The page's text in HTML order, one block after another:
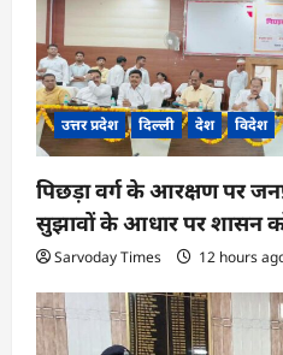
उत्तर प्रदेश दिल्ली देश विदेश
पिछड़ा वर्ग के आरक्षण पर
सुझावों के आधार पर शासन
Sarvoday Times 12 hours